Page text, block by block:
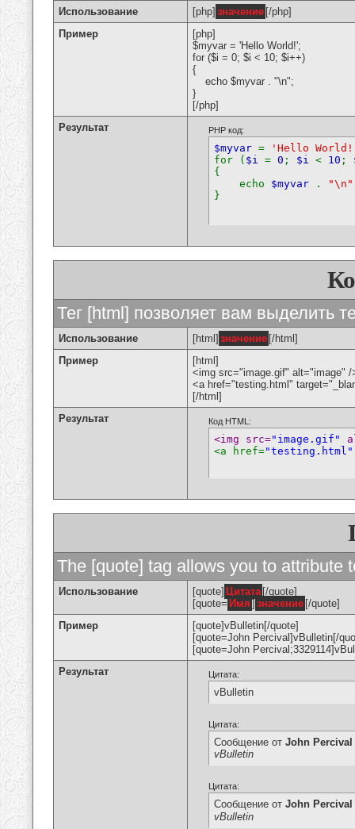
Использование [php] значение [/php]
Пример
[php]
$myvar = 'Hello World!';
for ($i = 0; $i < 10; $i++)
{
echo $myvar . "\n";
}
[/php]
Результат
PHP код:
$myvar =
'Hello
for ( $i = 0 ; $i < 10 ;
{
echo $myvar . "\n"
}
Тег [html] позволяет вам выделить
Использование [html] значение [/html]
Пример
[html]
<img src="image.gif" alt="image" /
<a href="testing.html"
[/html]
Результат
Код HTML:
<img src="image.gif"
<a href="testing.html"
The [quote] tag allows you to attribute
Использование [quote] Цитата [/quote]
[quote= Имя ] значение [/quote]
Пример
[quote]vBulletin[/quote]
[quote=John Percival]vBulletin[/
[quote=John
Результат
Цитата:
vBulletin
Цитата:
Сообщение от John Percival
vBulletin
Цитата:
Сообщение от John Percival
vBulletin